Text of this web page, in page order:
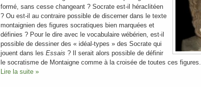
formé, sans cesse changeant ? Socrate est-il héraclitéen
? Ou est-il au contraire possible de discerner dans le texte
montaignien des figures socratiques bien marquées et
définies ? Pour le dire avec le vocabulaire wébérien, est-il
possible de dessiner des « idéal-types » des Socrate qui
jouent dans les Essais ? Il serait alors possible de définir
le socratisme de Montaigne comme à la croisée de toutes ces figures.
Lire la suite »